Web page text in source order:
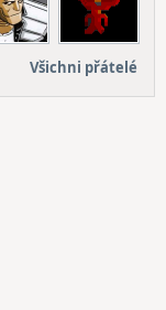
Všichni přátelé